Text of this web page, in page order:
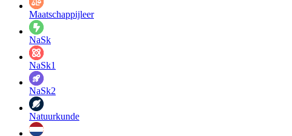
Maatschappijleer
NaSk
NaSk1
NaSk2
Natuurkunde